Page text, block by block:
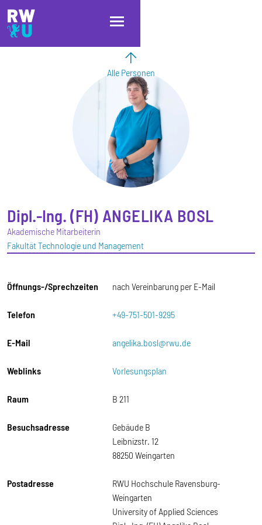
Direkt zum Inhalt
Direkt zur Hauptnavigation
Direkt zum Fußbereich
Alle Personen
Dipl.-Ing. (FH) ANGELIKA BOSL
Akademische Mitarbeiterin
Fakultät Technologie und Management
Öffnungs-/Sprechzeiten nach Vereinbarung per E-Mail
Telefon +49-751-501-9295
E-Mail angelika.bosl@rwu.de
Weblinks Vorlesungsplan
Raum B 211
Besuchsadresse
Gebäude B
Leibnizstr. 12
88250 Weingarten
Postadresse
RWU Hochschule Ravensburg-
Weingarten
University of Applied Sciences